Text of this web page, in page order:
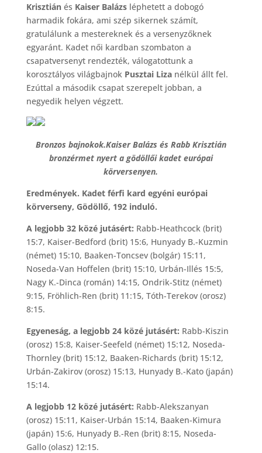
Krisztiánés Kaiser Balázsléphetett a dobogó
harmadik fokára, ami szép sikernek számít,
gratulálunk a mestereknek és a versenyzőknek
egyaránt. Kadet női kardban szombaton a
csapatversenyt rendezték, válogatottunk a
korosztályos világbajnok Pusztai Liza nélkül állt fel.
Ezúttal a második csapat szerepelt jobban, a
negyedik helyen végzett.
Bronzos bajnokok.Kaiser Balázs és Rabb Krisztián
bronzérmet nyert a gödöllői kadet európai
körversenyen.
Eredmények. Kadet férfi kard egyéni európai
körverseny, Gödöllő, 192 induló.
A legjobb 32 közé jutásért: Rabb-Heathcock (brit)
15:7, Kaiser-Bedford (brit) 15:6, Hunyady B.-Kuzmin
(német) 15:10, Baaken-Toncsev (bolgár) 15:11,
Noseda-Van Hoffelen (brit) 15:10, Urbán-Illés 15:5,
Nagy K.-Dinca (román) 14:15, Ondrik-Stitz (német)
9:15, Fröhlich-Ren (brit) 11:15, Tóth-Terekov (orosz)
8:15.
Egyeneság, a legjobb 24 közé jutásért: Rabb-Kiszin
(orosz) 15:8, Kaiser-Seefeld (német) 15:12, Noseda-
Thornley (brit) 15:12, Baaken-Richards (brit) 15:12,
Urbán-Zakirov (orosz) 15:13, Hunyady B.-Kato (japán)
15:14.
A legjobb 12 közé jutásért: Rabb-Alekszanyan
(orosz) 15:11, Kaiser-Urbán 15:14, Baaken-Kimura
(japán) 15:6, Hunyady B.-Ren (brit) 8:15, Noseda-
Gallo (olasz) 12:15.